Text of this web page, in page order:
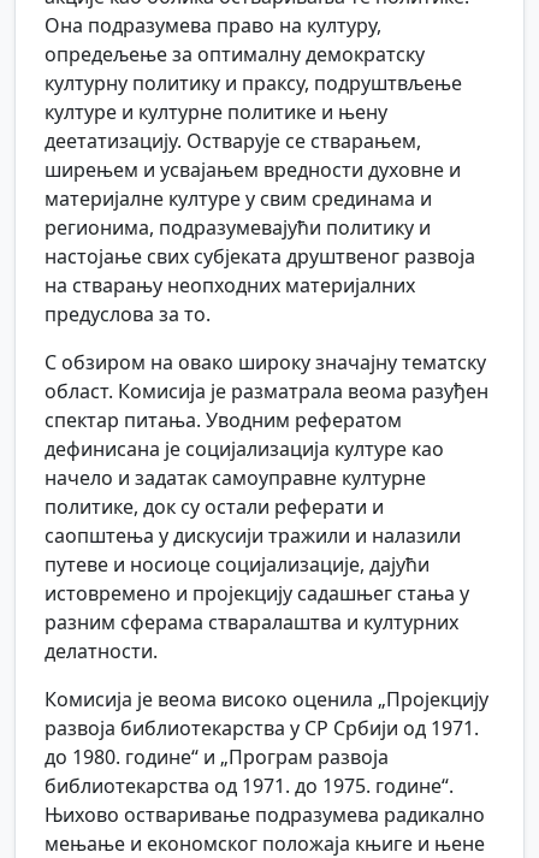
Она подразумева право на културу,
опредељење за оптималну демократску
културну политику и праксу, подруштвљење
културе и културне политике и њену
деетатизацију. Остварује се стварањем,
ширењем и усвајањем вредности духовне и
материјалне културе у свим срединама и
регионима, подразумевајући политику и
настојање свих субјеката друштвеног развоја
на стварању неопходних материјалних
предуслова за то.
С обзиром на овако широку значајну тематску
област. Комисија је разматрала веома разуђен
спектар питања. Уводним рефератом
дефинисана је социјализација културе као
начело и задатак самоуправне културне
политике, док су остали реферати и
саопштења у дискусији тражили и налазили
путеве и носиоце социјализације, дајући
истовремено и пројекцију садашњег стања у
разним сферама стваралаштва и културних
делатности.
Комисија је веома високо оценила „Пројекцију
развоја библиотекарства у СР Србији од 1971.
до 1980. године“ и „Програм развоја
библиотекарства од 1971. до 1975. године“.
Њихово остваривање подразумева радикално
мењање и економског положаја књиге и њене